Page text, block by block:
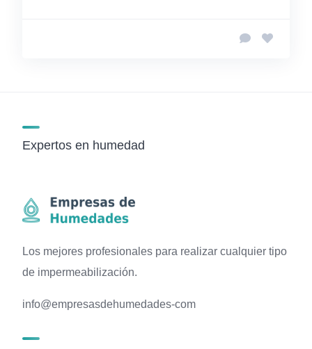
Expertos en humedad
Los mejores profesionales para realizar cualquier tipo
de impermeabilización.
info@empresasdehumedades-com